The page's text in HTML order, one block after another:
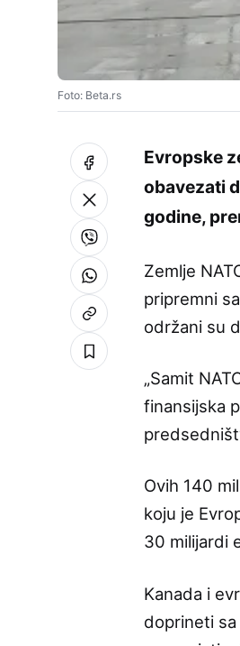
Foto: Beta.rs
Evropske
obavezati
godine,
Zemlje
pripremni
održani su
„Samit
finansijska
Ovih 140
koju je
30 milijardi
Kanada i
doprineti